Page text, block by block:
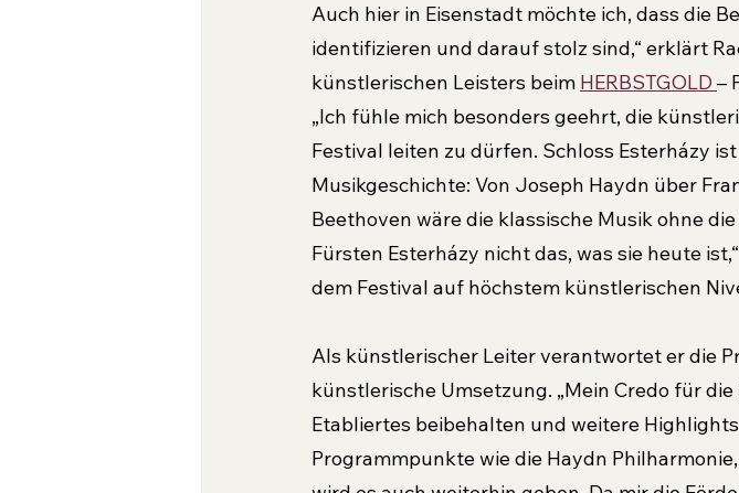
Auch hier in Eisenstadt möchte ich, dass die
identifizieren und darauf stolz sind,“ erklärt
künstlerischen Leisters beim HERBSTGOLD –
„Ich fühle mich besonders geehrt, die
Festival leiten zu dürfen. Schloss Esterházy
Musikgeschichte: Von Joseph Haydn über
Beethoven wäre die klassische Musik ohne
Fürsten Esterházy nicht das, was sie heute
dem Festival auf höchstem künstlerischen
Als künstlerischer Leiter verantwortet er die
künstlerische Umsetzung. „Mein Credo für
Etabliertes beibehalten und weitere
Programmpunkte wie die Haydn